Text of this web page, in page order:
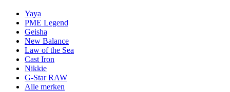
Yaya
PME Legend
Geisha
New Balance
Law of the Sea
Cast Iron
Nikkie
G-Star RAW
Alle merken